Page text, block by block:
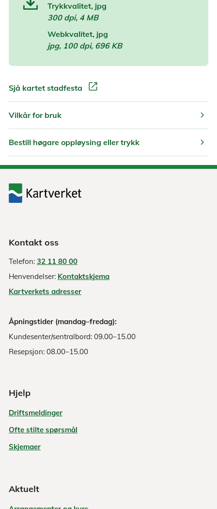
Trykkvalitet, jpg
300 dpi, 4 MB
Webkvalitet, jpg
jpg, 100 dpi, 696 KB
Sjå kartet stadfesta open_in_new
Vilkår for bruk chevron_right
Bestill høgare oppløysing eller trykk chevron_right
Kontakt oss
Telefon: 32 11 80 00
Henvendelser: Kontaktskjema
Kartverkets adresser
Åpningstider (mandag–fredag):
Kundesenter/sentralbord: 09.00–15.00
Resepsjon: 08.00–15.00
Hjelp
Driftsmeldinger
Ofte stilte spørsmål
Skjemaer
Aktuelt